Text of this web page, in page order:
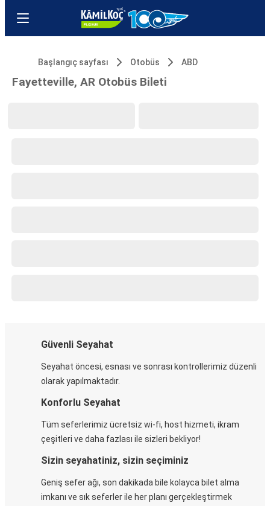
Başlangıç sayfası Otobüs ABD
Fayetteville, AR Otobüs Bileti
Güvenli Seyahat
Seyahat öncesi, esnası ve sonrası kontrollerimiz düzenli
olarak yapılmaktadır.
Konforlu Seyahat
Tüm seferlerimiz ücretsiz wi-fi, host hizmeti, ikram
çeşitleri ve daha fazlası ile sizleri bekliyor!
Sizin seyahatiniz, sizin seçiminiz
Geniş sefer ağı, son dakikada bile kolayca bilet alma
imkanı ve sık seferler ile her planı gerçekleştirmek